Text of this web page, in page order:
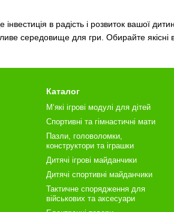
в радість і розвиток вашої
середовище для гри. Обирайте якісні
Каталог
М‘які ігрові модулі для дітей
Спортивні та гімнастичні мати
Пазли, головоломки,
конструктори та іграшки
Дитячі ігрові майданчики
Дитячі спортивні майданчики
Тактичне спорядження для
військових та аксесуари